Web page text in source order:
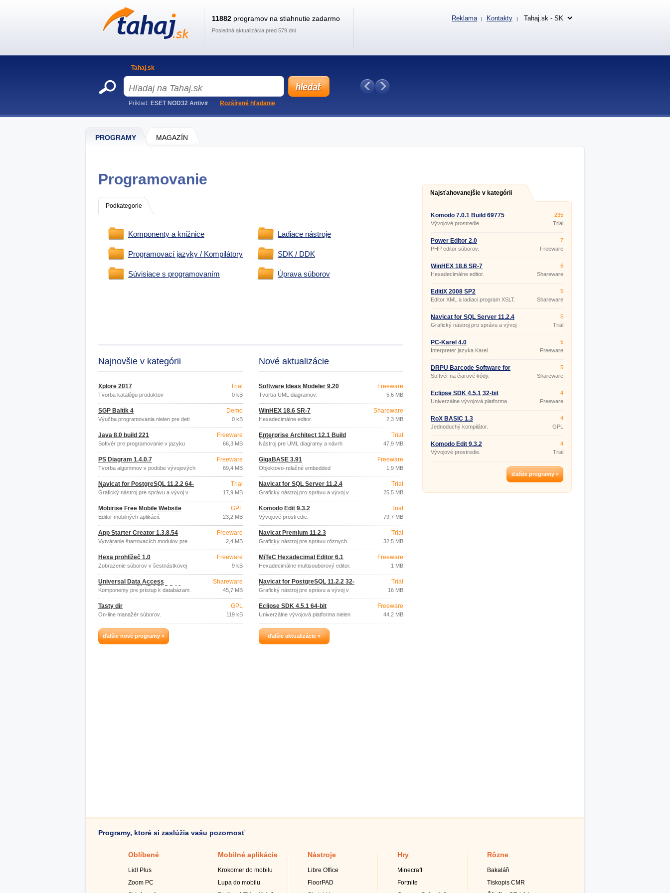
PROGRAMY MAGAZÍN
Programovanie
Podkategorie
Komponenty a knižnice Ladiace nástroje
Programovací jazyky / Kompilátory SDK / DDK
Súvisiace s programovaním Úprava súborov
Najnovšie v kategórii
Xplore 2017
Tvorba katalógu produktov
Trial
0 kB
SGP Baltík 4
Výučba programovania nielen pre deti
Demo
0 kB
Java 8.0 build 221
Softvér pre programovanie v jazyku
Freeware
66,3 MB
PS Diagram 1.4.0.7
Tvorba algoritmov v podobe vývojových
Freeware
69,4 MB
Navicat for PostgreSQL 11.2.2 64-
bit
Grafický nástroj pre správu a vývoj v
Trial
17,9 MB
Mobirise Free Mobile Website
Builder
Editor mobilných aplikácií.
GPL
23,2 MB
App Starter Creator 1.3.8.54
Vytváranie štartovacích modulov pre
aplikácie.
Freeware
2,4 MB
Hexa prohlížeč 1.0
Zobrazenie súborov v šestnástkovej
sústave.
Freeware
9 kB
Universal Data Access
Components (UniDAC) 5.5.12
Komponenty pre prístup k databázam.
Shareware
45,7 MB
Tasty dir
On-line manažér súborov.
GPL
119 kB
ďalšie nové programy »
Nové aktualizácie
Software Ideas Modeler 9.20
Tvorba UML diagramov.
Freeware
5,6 MB
WinHEX 18.6 SR-7
Hexadecimálne editor.
Shareware
2,3 MB
Enterprise Architect 12.1 Build
1226
Nástroj pre UML diagramy a návrh
databázy.
Trial
47,9 MB
GigaBASE 3.91
Objektovo-relačné embedded
databázový engine pre C ++.
Freeware
1,9 MB
Navicat for SQL Server 11.2.4
Grafický nástroj pro správu a vývoj v
Trial
25,5 MB
Komodo Edit 9.3.2
Vývojové prostredie.
Trial
79,7 MB
Navicat Premium 11.2.3
Grafický nástroj pre správu rôznych
databáz.
Trial
32,5 MB
MiTeC Hexadecimal Editor 6.1
Hexadecimálne multisouborový editor.
Freeware
1 MB
Navicat for PostgreSQL 11.2.2 32-
bit
Grafický nástroj pre správu a vývoj v
Trial
16 MB
Eclipse SDK 4.5.1 64-bit
Univerzálne vývojová platforma nielen
Freeware
44,2 MB
ďalšie aktualizácie »
Najsťahovanejšie v kategórii
Komodo 7.0.1 Build 69775
Vývojové prostredie.
235
Trial
Power Editor 2.0
PHP editor súborov.
7
Freeware
WinHEX 18.6 SR-7
Hexadecimálne editor.
6
Shareware
EditiX 2008 SP2
Editor XML a ladiaci program XSLT.
5
Shareware
Navicat for SQL Server 11.2.4
Grafický nástroj pro správu a vývoj
5
Trial
PC-Karel 4.0
Interpreter jazyka Karel.
5
Freeware
DRPU Barcode Software for
Inventory Control and Retail
Business 7.3.0.1
Softvér na čiarové kódy.
5
Shareware
Eclipse SDK 4.5.1 32-bit
Univerzálne vývojová platforma
4
Freeware
RoX BASIC 1.3
Jednoduchý kompilátor.
4
GPL
Komodo Edit 9.3.2
Vývojové prostredie.
4
Trial
ďalšie programy »
Programy, ktoré si zaslúžia vašu pozornosť
Oblíbené
Lidl Plus
Zoom PC
Mobilné aplikácie
Krokomer do mobilu
Lupa do mobilu
Nástroje
Libre Office
FloorPAD
Hry
Minecraft
Fortnite
Rôzne
Bakaláři
Tiskopis CMR
11882 programov na stiahnutie zadarmo
Posledná aktualizácia pred 579 dni
Reklama | Kontakty |
Tahaj.sk
Príklad: ESET NOD32 Antivir Rozšírené hľadanie